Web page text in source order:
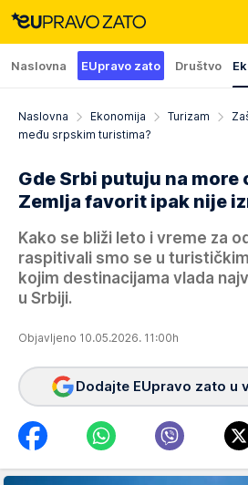
Naslovna EUpravo zato Društvo
Naslovna Ekonomija Turizam
među srpskim turistima?
Gde Srbi putuju na more
Zemlja favorit ipak nije
Kako se bliži leto i vreme za
raspitivali smo se u
kojim destinacijama vlada
u Srbiji.
Objavljeno 10.05.2026. 11:00h
Dodajte EUpravo zato u